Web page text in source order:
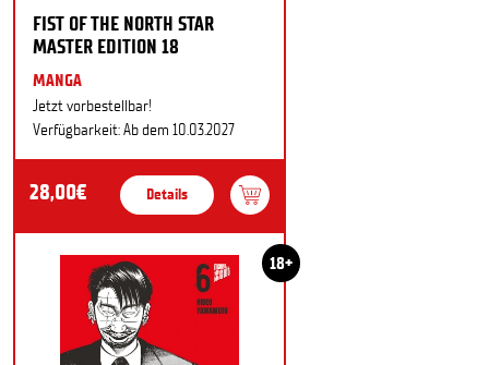
FIST OF THE NORTH STAR
MASTER EDITION 18
MANGA
Jetzt vorbestellbar!
Verfügbarkeit: Ab dem 10.03.2027
28,00€ Details
18+